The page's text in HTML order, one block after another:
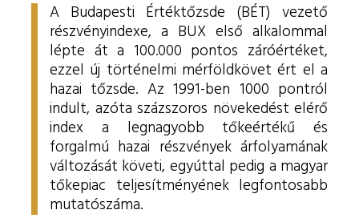
A Budapesti Értéktőzsde (BÉT) vezető
részvényindexe, a BUX első alkalommal
lépte át a 100.000 pontos záróértéket,
ezzel új történelmi mérföldkövet ért el a
hazai tőzsde. Az 1991-ben 1000 pontról
indult, azóta százszoros növekedést elérő
index a legnagyobb tőkeértékű és
forgalmú hazai részvények árfolyamának
változását követi, egyúttal pedig a magyar
tőkepiac teljesítményének legfontosabb
mutatószáma.